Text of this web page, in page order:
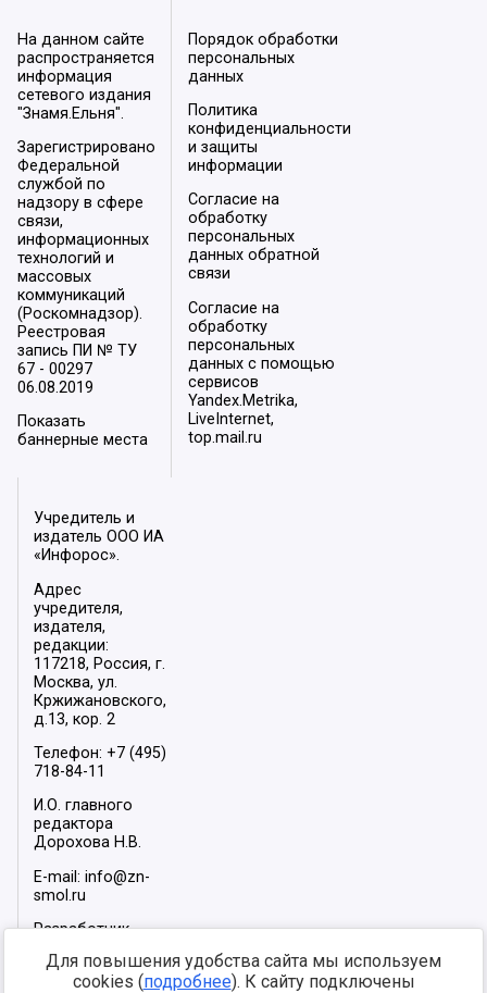
На данном сайте
распространяется
информация
сетевого издания
"Знамя.Ельня".
Зарегистрировано
Федеральной
службой по
надзору в сфере
связи,
информационных
технологий и
массовых
коммуникаций
(Роскомнадзор).
Реестровая
запись ПИ № ТУ
67 - 00297
06.08.2019
Показать
баннерные места
Порядок обработки
персональных
данных
Политика
конфиденциальности
и защиты
информации
Согласие на
обработку
персональных
данных обратной
связи
Согласие на
обработку
персональных
данных с помощью
сервисов
Yandex.Metrika,
LiveInternet,
top.mail.ru
Учредитель и
издатель ООО ИА
«Инфорос».
Адрес
учредителя,
издателя,
редакции:
117218, Россия, г.
Москва, ул.
Кржижановского,
д.13, кор. 2
Телефон: +7 (495)
718-84-11
И.О. главного
редактора
Дорохова Н.В.
E-mail: info@zn-
smol.ru
Разработчик
2026
Для повышения удобства сайта мы используем
cookies (подробнее). К сайту подключены